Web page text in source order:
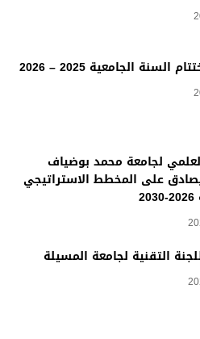
السنة الجامعية 2025 – 2026
لجامعة محمد بوضياف
على المخطط الاستراتيجي
التقنية لجامعة المسيلة